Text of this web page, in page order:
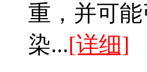
重，并可
染...[详细]